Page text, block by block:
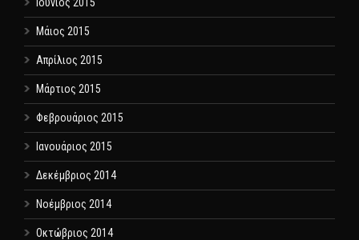
Μάιος 2015
Απρίλιος 2015
Μάρτιος 2015
Φεβρουάριος 2015
Ιανουάριος 2015
Δεκέμβριος 2014
Νοέμβριος 2014
Οκτώβριος 2014